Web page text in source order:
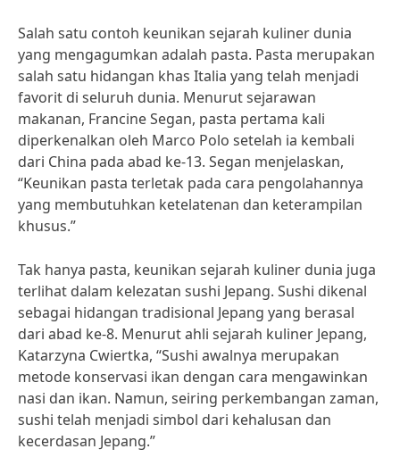
Salah satu contoh keunikan sejarah kuliner dunia
yang mengagumkan adalah pasta. Pasta merupakan
salah satu hidangan khas Italia yang telah menjadi
favorit di seluruh dunia. Menurut sejarawan
makanan, Francine Segan, pasta pertama kali
diperkenalkan oleh Marco Polo setelah ia kembali
dari China pada abad ke-13. Segan menjelaskan,
“Keunikan pasta terletak pada cara pengolahannya
yang membutuhkan ketelatenan dan keterampilan
khusus.”
Tak hanya pasta, keunikan sejarah kuliner dunia juga
terlihat dalam kelezatan sushi Jepang. Sushi dikenal
sebagai hidangan tradisional Jepang yang berasal
dari abad ke-8. Menurut ahli sejarah kuliner Jepang,
Katarzyna Cwiertka, “Sushi awalnya merupakan
metode konservasi ikan dengan cara mengawinkan
nasi dan ikan. Namun, seiring perkembangan zaman,
sushi telah menjadi simbol dari kehalusan dan
kecerdasan Jepang.”